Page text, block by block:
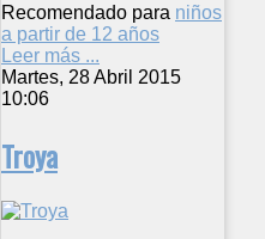
Recomendado para niños
a partir de 12 años
Leer más ...
Martes, 28 Abril 2015
10:06
Troya